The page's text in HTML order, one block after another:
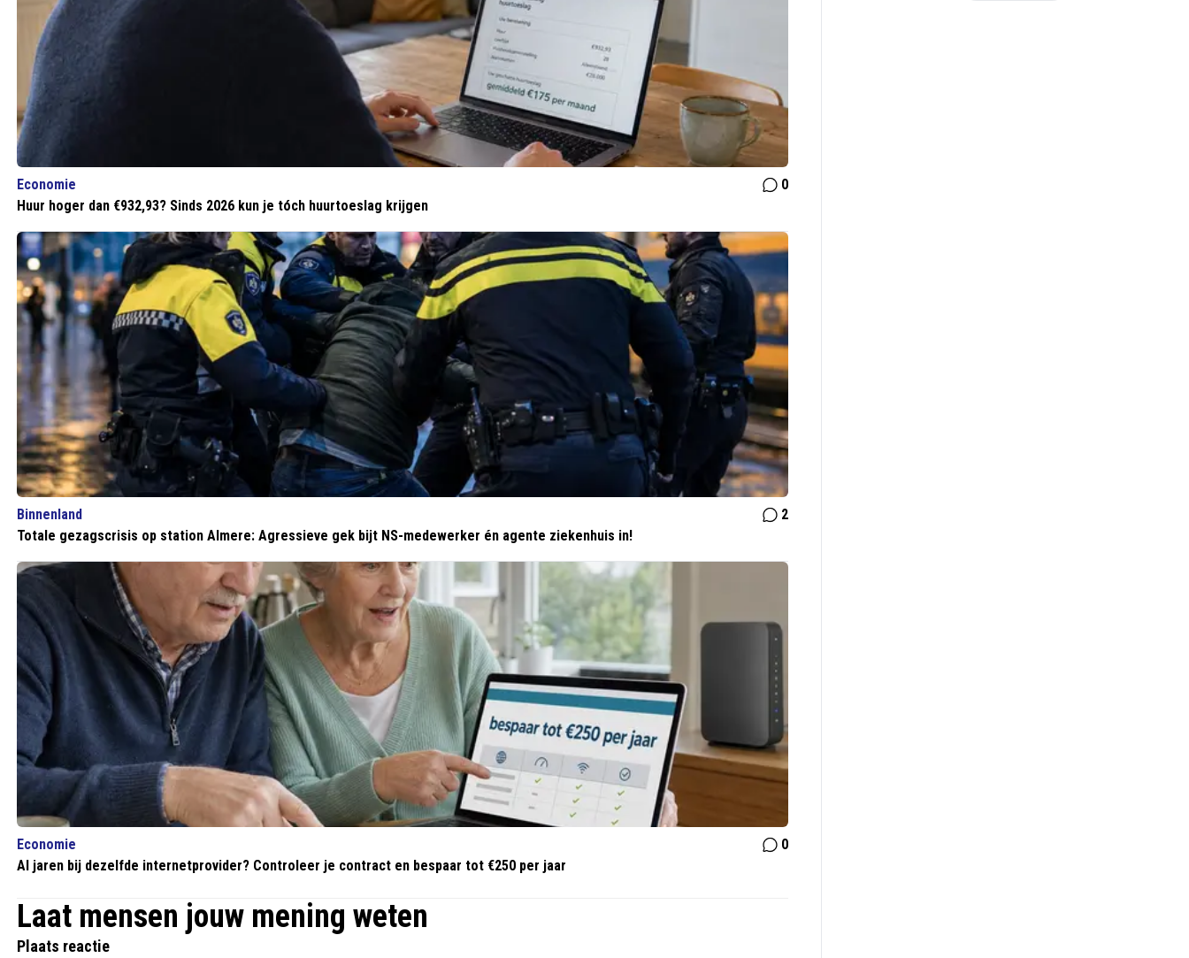
Economie
0
Huur hoger dan €932,93? Sinds 2026 kun je tóch huurtoeslag krijgen
Binnenland
2
Totale gezagscrisis op station Almere: Agressieve gek bijt NS-medewerker én agente ziekenhuis in!
Economie
0
Al jaren bij dezelfde internetprovider? Controleer je contract en bespaar tot €250 per jaar
Laat mensen jouw mening weten
Plaats reactie